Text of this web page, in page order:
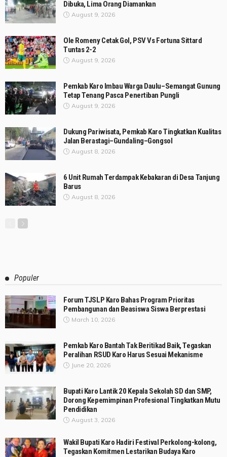
Dibuka, Lima Orang Diamankan
August 9, 2026
Ole Romeny Cetak Gol, PSV Vs Fortuna Sittard
Tuntas 2-2
August 9, 2026
Pemkab Karo Imbau Warga Daulu–Semangat Gunung
Tetap Tenang Pasca Penertiban Pungli
August 9, 2026
Dukung Pariwisata, Pemkab Karo Tingkatkan Kualitas
Jalan Berastagi–Gundaling–Gongsol
August 8, 2026
6 Unit Rumah Terdampak Kebakaran di Desa Tanjung
Barus
August 8, 2026
Populer
Forum TJSLP Karo Bahas Program Prioritas
Pembangunan dan Beasiswa Siswa Berprestasi
March 10, 2026
Pemkab Karo Bantah Tak Beritikad Baik, Tegaskan
Peralihan RSUD Karo Harus Sesuai Mekanisme
June 20, 2026
Bupati Karo Lantik 20 Kepala Sekolah SD dan SMP,
Dorong Kepemimpinan Profesional Tingkatkan Mutu
Pendidikan
August 3, 2026
Wakil Bupati Karo Hadiri Festival Perkolong-kolong,
Tegaskan Komitmen Lestarikan Budaya Karo